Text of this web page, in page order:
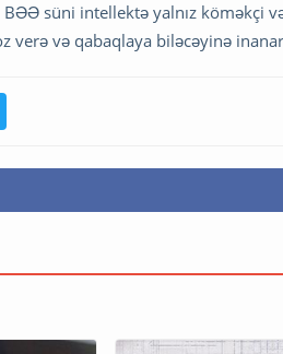
BƏƏ süni intellektə yalnız köməkçi
verə və qabaqlaya biləcəyinə